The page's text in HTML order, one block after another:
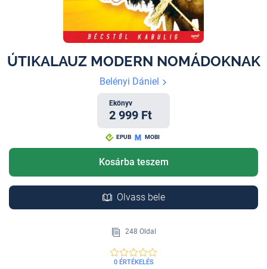
ÚTIKALAUZ MODERN NOMÁDOKNAK
Belényi Dániel
Ekönyv
2 999 Ft
EPUB MOBI
Kosárba teszem
Olvass bele
248 Oldal
0 ÉRTÉKELÉS